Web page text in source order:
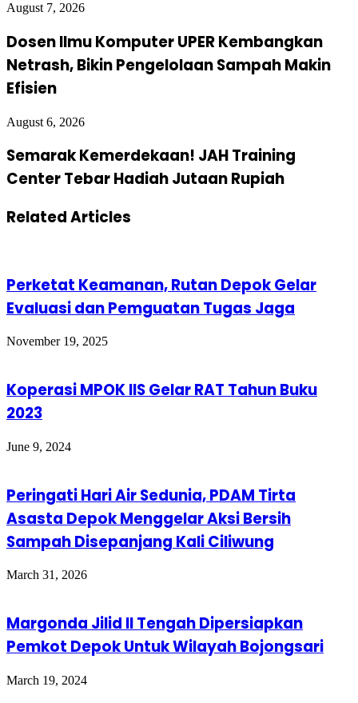
August 7, 2026
Dosen Ilmu Komputer UPER Kembangkan
Netrash, Bikin Pengelolaan Sampah Makin
Efisien
August 6, 2026
Semarak Kemerdekaan! JAH Training
Center Tebar Hadiah Jutaan Rupiah
Related Articles
Perketat Keamanan, Rutan Depok Gelar
Evaluasi dan Pemguatan Tugas Jaga
November 19, 2025
Koperasi MPOK IIS Gelar RAT Tahun Buku
2023
June 9, 2024
Peringati Hari Air Sedunia, PDAM Tirta
Asasta Depok Menggelar Aksi Bersih
Sampah Disepanjang Kali Ciliwung
March 31, 2026
Margonda Jilid II Tengah Dipersiapkan
Pemkot Depok Untuk Wilayah Bojongsari
March 19, 2024